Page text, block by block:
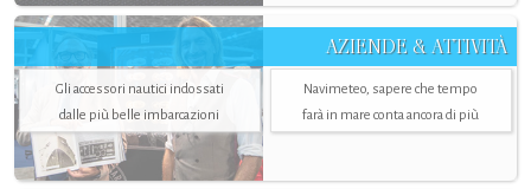
AZIENDE & ATTIVITÀ
Gli accessori nautici indossati
dalle più belle imbarcazioni
Navimeteo, sapere che tempo
farà in mare conta ancora di più